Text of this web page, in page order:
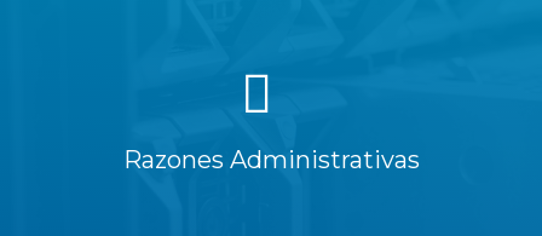
Razones Administrativas